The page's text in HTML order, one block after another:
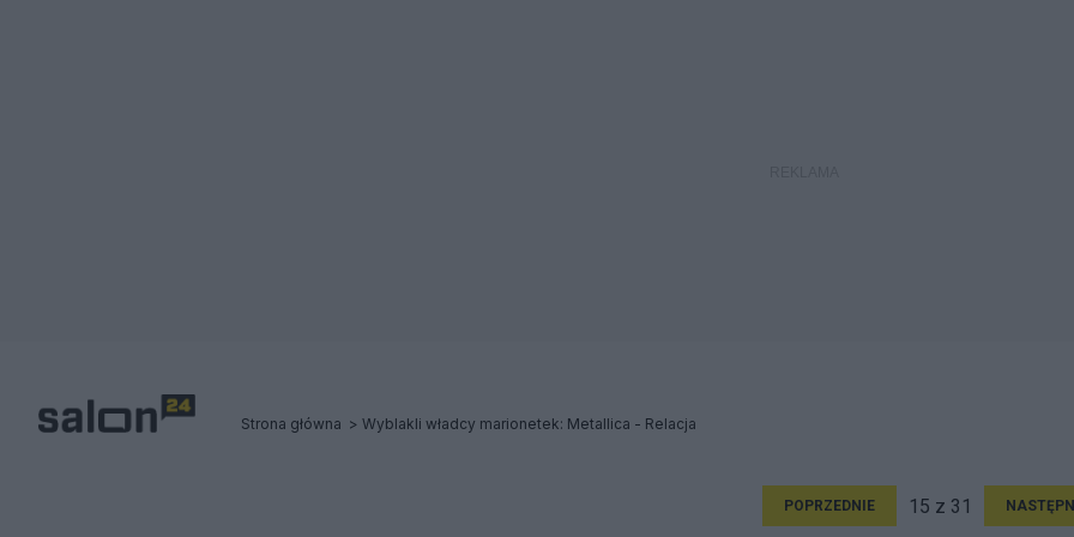
Strona główna Wyblakli władcy marionetek: Metallica - Relacja
POPRZEDNIE 15 z 31